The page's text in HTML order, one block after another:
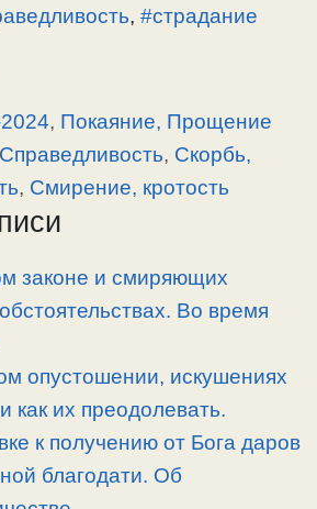
, #страдание
, Покаяние, Прощение
, Скорбь,
, Смирение, кротость
законе и смиряющих
Во время
опустошении, искушениях
как их преодолевать.
к получению от Бога даров
благодати. Об